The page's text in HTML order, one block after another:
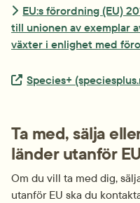
EU:s förordning (EU)
till unionen av exemplar
växter i enlighet med
Extern länk.
Species+
Ta med, sälja
länder utanför EU
Om du vill ta med dig,
utanför EU ska du